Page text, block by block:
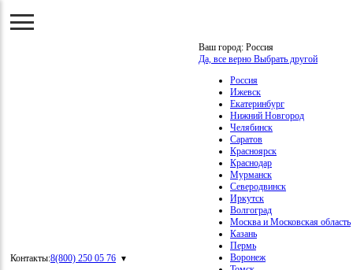
Контакты:8(800) 250 05 76
Ваш город: Россия
Да, все верно Выбрать другой
Россия
Ижевск
Екатеринбург
Нижний Новгород
Челябинск
Саратов
Красноярск
Краснодар
Мурманск
Северодвинск
Иркутск
Волгоград
Москва и Московская область
Казань
Пермь
Воронеж